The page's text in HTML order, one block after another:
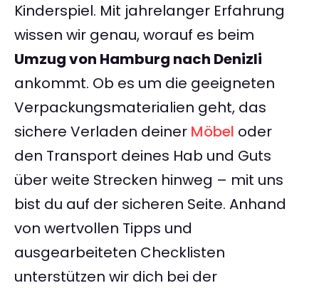
Kinderspiel. Mit jahrelanger Erfahrung
wissen wir genau, worauf es beim
Umzug von Hamburg nach Denizli
ankommt. Ob es um die geeigneten
Verpackungsmaterialien geht, das
sichere Verladen deiner Möbel oder
den Transport deines Hab und Guts
über weite Strecken hinweg – mit uns
bist du auf der sicheren Seite. Anhand
von wertvollen Tipps und
ausgearbeiteten Checklisten
unterstützen wir dich bei der